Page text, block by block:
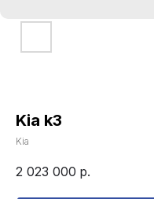
Kia k3
Kia
2 023 000 р.